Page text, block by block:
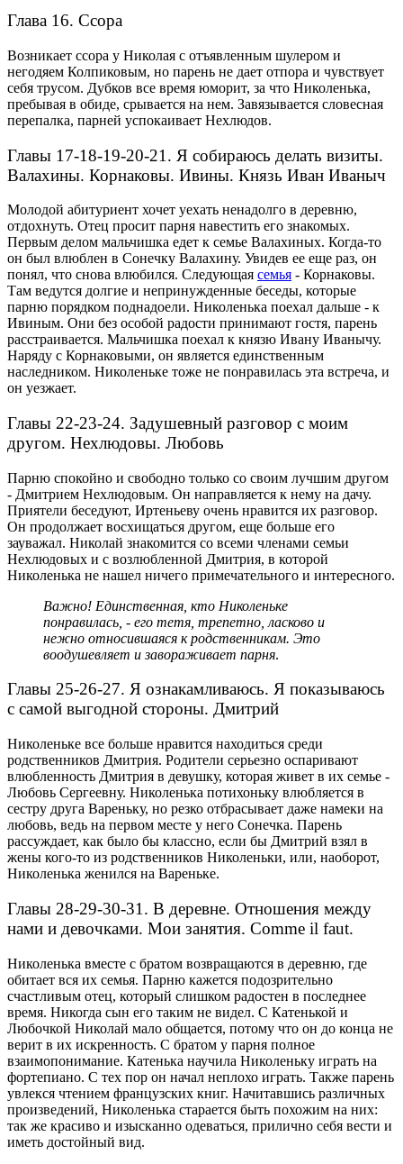
Глава 16. Ссора
Возникает ссора у Николая с отъявленным шулером и
негодяем Колпиковым, но парень не дает отпора и чувствует
себя трусом. Дубков все время юморит, за что Николенька,
пребывая в обиде, срывается на нем. Завязывается словесная
перепалка, парней успокаивает Нехлюдов.
Главы 17-18-19-20-21. Я собираюсь делать визиты.
Валахины. Корнаковы. Ивины. Князь Иван Иваныч
Молодой абитуриент хочет уехать ненадолго в деревню,
отдохнуть. Отец просит парня навестить его знакомых.
Первым делом мальчишка едет к семье Валахиных. Когда-то
он был влюблен в Сонечку Валахину. Увидев ее еще раз, он
понял, что снова влюбился. Следующая семья - Корнаковы.
Там ведутся долгие и непринужденные беседы, которые
парню порядком поднадоели. Николенька поехал дальше - к
Ивиным. Они без особой радости принимают гостя, парень
расстраивается. Мальчишка поехал к князю Ивану Иванычу.
Наряду с Корнаковыми, он является единственным
наследником. Николеньке тоже не понравилась эта встреча, и
он уезжает.
Главы 22-23-24. Задушевный разговор с моим
другом. Нехлюдовы. Любовь
Парню спокойно и свободно только со своим лучшим другом
- Дмитрием Нехлюдовым. Он направляется к нему на дачу.
Приятели беседуют, Иртеньеву очень нравится их разговор.
Он продолжает восхищаться другом, еще больше его
зауважал. Николай знакомится со всеми членами семьи
Нехлюдовых и с возлюбленной Дмитрия, в которой
Николенька не нашел ничего примечательного и интересного.
Важно! Единственная, кто Николеньке
понравилась, - его тетя, трепетно, ласково и
нежно относившаяся к родственникам. Это
воодушевляет и завораживает парня.
Главы 25-26-27. Я ознакамливаюсь. Я показываюсь
с самой выгодной стороны. Дмитрий
Николеньке все больше нравится находиться среди
родственников Дмитрия. Родители серьезно оспаривают
влюбленность Дмитрия в девушку, которая живет в их семье -
Любовь Сергеевну. Николенька потихоньку влюбляется в
сестру друга Вареньку, но резко отбрасывает даже намеки на
любовь, ведь на первом месте у него Сонечка. Парень
рассуждает, как было бы классно, если бы Дмитрий взял в
жены кого-то из родственников Николеньки, или, наоборот,
Николенька женился на Вареньке.
Главы 28-29-30-31. В деревне. Отношения между
нами и девочками. Мои занятия. Сomme il faut.
Николенька вместе с братом возвращаются в деревню, где
обитает вся их семья. Парню кажется подозрительно
счастливым отец, который слишком радостен в последнее
время. Никогда сын его таким не видел. С Катенькой и
Любочкой Николай мало общается, потому что он до конца не
верит в их искренность. С братом у парня полное
взаимопонимание. Катенька научила Николеньку играть на
фортепиано. С тех пор он начал неплохо играть. Также парень
увлекся чтением французских книг. Начитавшись различных
произведений, Николенька старается быть похожим на них:
так же красиво и изысканно одеваться, прилично себя вести и
иметь достойный вид.